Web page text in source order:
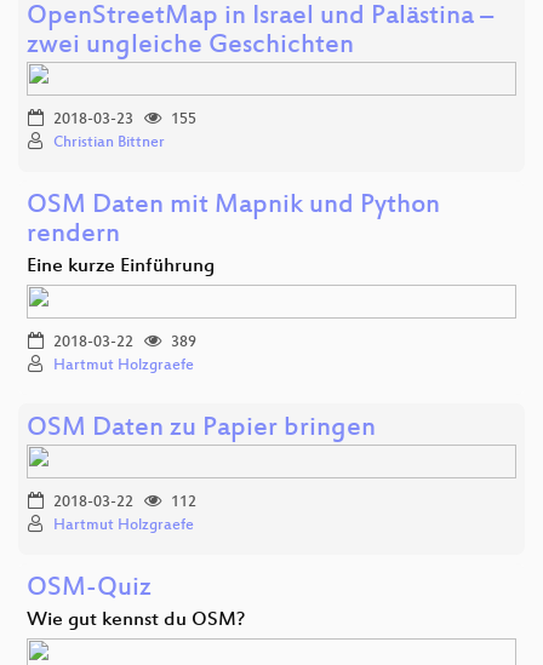
OpenStreetMap in Israel und Palästina –
zwei ungleiche Geschichten
2018-03-23
155
Christian Bittner
OSM Daten mit Mapnik und Python
rendern
Eine kurze Einführung
2018-03-22
389
Hartmut Holzgraefe
OSM Daten zu Papier bringen
2018-03-22
112
Hartmut Holzgraefe
OSM-Quiz
Wie gut kennst du OSM?